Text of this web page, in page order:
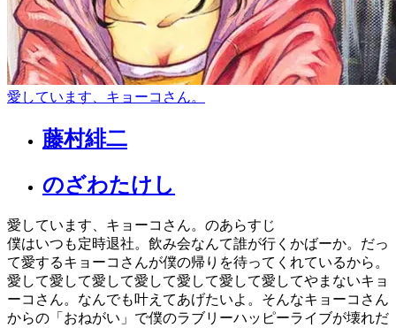
愛しています、キョーコさん。
藤村緋二
のざわたけし
愛しています、キョーコさん。のあらすじ
僕はいつも定時退社。飲み会なんて誰が行くかばーか。だっ
て愛するキョーコさんが僕の帰りを待ってくれているから。
愛して愛して愛して愛して愛して愛して愛してやまないキョ
ーコさん。なんでも叶えてあげたいよ。そんなキョーコさん
からの「おねがい」で僕のラブリーハッピーライブが壊れだ